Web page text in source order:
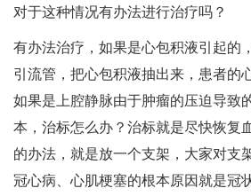
对于这种情况有办法进行治疗吗？
有办法治疗，如果是心包积液引起的
引流管，把心包积液抽出来，患者的
如果是上腔静脉由于肿瘤的压迫导致
本，治标怎么办？治标就是尽快恢复
的办法，就是放一个支架，大家对支
冠心病、心肌梗塞的根本原因就是冠